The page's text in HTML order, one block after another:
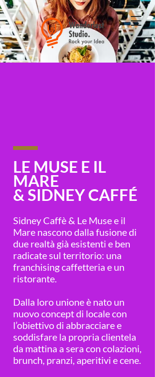
LE MUSE E IL
MARE
& SIDNEY CAFFÉ
Sidney Caffè & Le Muse e il
Mare nascono dalla fusione di
due realtà già esistenti e ben
radicate sul territorio: una
franchising caffetteria e un
ristorante.
Dalla loro unione è nato un
nuovo concept di locale con
l’obiettivo di abbracciare e
soddisfare la propria clientela
da mattina a sera con colazioni,
brunch, pranzi, aperitivi e cene.